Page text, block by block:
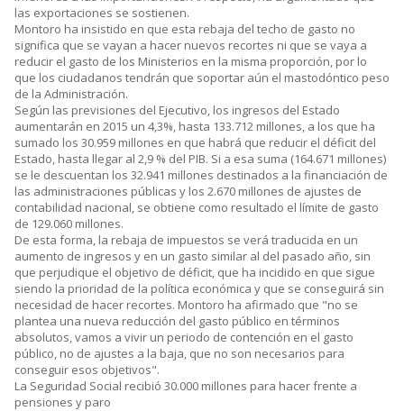
las exportaciones se sostienen.
Montoro ha insistido en que esta rebaja del techo de gasto no
significa que se vayan a hacer nuevos recortes ni que se vaya a
reducir el gasto de los Ministerios en la misma proporción, por lo
que los ciudadanos tendrán que soportar aún el mastodóntico peso
de la Administración.
Según las previsiones del Ejecutivo, los ingresos del Estado
aumentarán en 2015 un 4,3%, hasta 133.712 millones, a los que ha
sumado los 30.959 millones en que habrá que reducir el déficit del
Estado, hasta llegar al 2,9 % del PIB. Si a esa suma (164.671 millones)
se le descuentan los 32.941 millones destinados a la financiación de
las administraciones públicas y los 2.670 millones de ajustes de
contabilidad nacional, se obtiene como resultado el límite de gasto
de 129.060 millones.
De esta forma, la rebaja de impuestos se verá traducida en un
aumento de ingresos y en un gasto similar al del pasado año, sin
que perjudique el objetivo de déficit, que ha incidido en que sigue
siendo la prioridad de la política económica y que se conseguirá sin
necesidad de hacer recortes. Montoro ha afirmado que "no se
plantea una nueva reducción del gasto público en términos
absolutos, vamos a vivir un periodo de contención en el gasto
público, no de ajustes a la baja, que no son necesarios para
conseguir esos objetivos".
La Seguridad Social recibió 30.000 millones para hacer frente a
pensiones y paro